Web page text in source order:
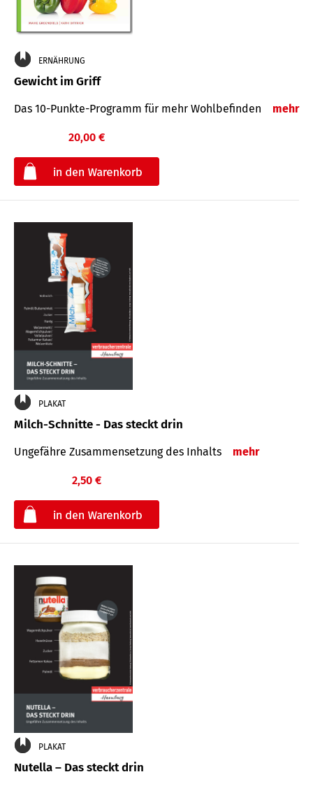
ERNÄHRUNG
Gewicht im Griff
Das 10-Punkte-Programm für mehr Wohlbefinden mehr
20,00 €
PLAKAT
Milch-Schnitte - Das steckt drin
Ungefähre Zu­sammen­setzung des Inhalts mehr
2,50 €
PLAKAT
Nutella – Das steckt drin